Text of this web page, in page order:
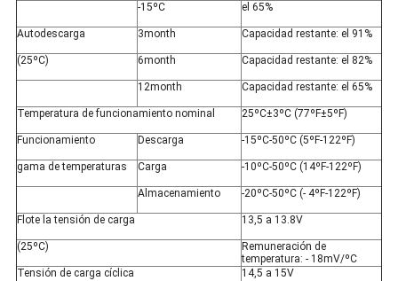
-15ºC el 65%
Autodescarga 3month Capacidad restante: el 91%
(25ºC) 6month Capacidad restante: el 82%
12month Capacidad restante: el 65%
Temperatura de funcionamiento nominal 25ºC±3ºC (77ºF±5ºF)
Funcionamiento Descarga -15ºC-50ºC (5ºF-122ºF)
gama de temperaturas Carga -10ºC-50ºC (14ºF-122ºF)
Almacenamiento -20ºC-50ºC (- 4ºF-122ºF)
Flote la tensión de carga 13,5 a 13.8V
(25ºC)
Remuneración de
temperatura: - 18mV/ºC
Tensión de carga cíclica
14,5 a 15V